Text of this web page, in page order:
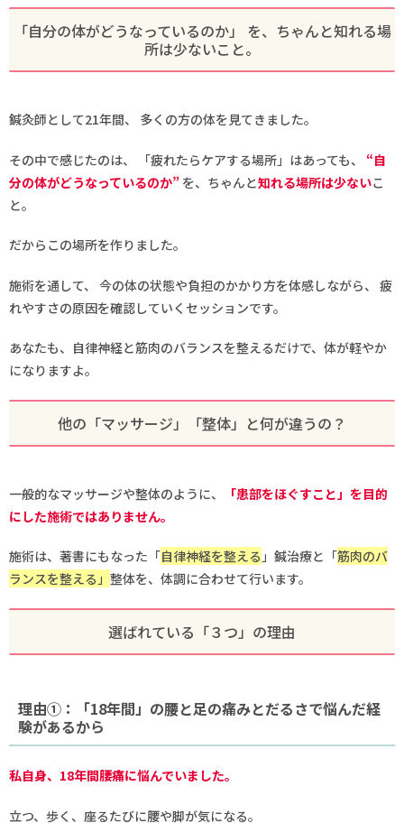
「自分の体がどうなっているのか」 を、ちゃんと知れる場
所は少ないこと。
鍼灸師として21年間、 多くの方の体を見てきました。
その中で感じたのは、 「疲れたらケアする場所」はあっても、
“自
分の体がどうなっているのか” を、ちゃんと知れる場所は少ないこ
と。
だからこの場所を作りました。
施術を通して、 今の体の状態や負担のかかり方を体感しながら、 疲
れやすさの原因を確認していくセッションです。
あなたも、自律神経と筋肉のバランスを整えるだけで、体が軽やか
になりますよ。
他の「マッサージ」「整体」と何が違うの？
一般的なマッサージや整体のように、
「患部をほぐすこと」を目的
にした施術ではありません。
施術は、著書にもなった「自律神経を整える」鍼治療と「筋肉のバ
ランスを整える」 整体を、体調に合わせて行います。
選ばれている「３つ」の理由
理由①：「18年間」の腰と足の痛みとだるさで悩んだ経
験があるから
私自身、18年間腰痛に悩んでいました。
立つ、歩く、座るたびに腰や脚が気になる。